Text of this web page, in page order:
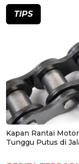
TIPS
Kapan Rantai
Tunggu Putus di